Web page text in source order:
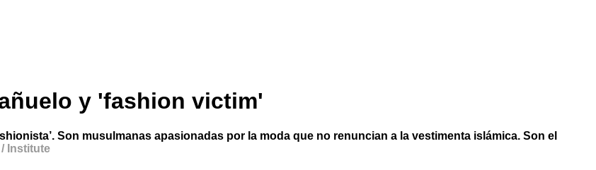
y 'fashion victim'
Son musulmanas apasionadas por la moda que no renuncian a la vestimenta islámica. Son el
Institute